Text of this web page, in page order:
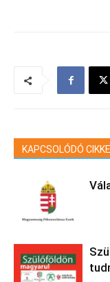
KAPCSOLÓDÓ